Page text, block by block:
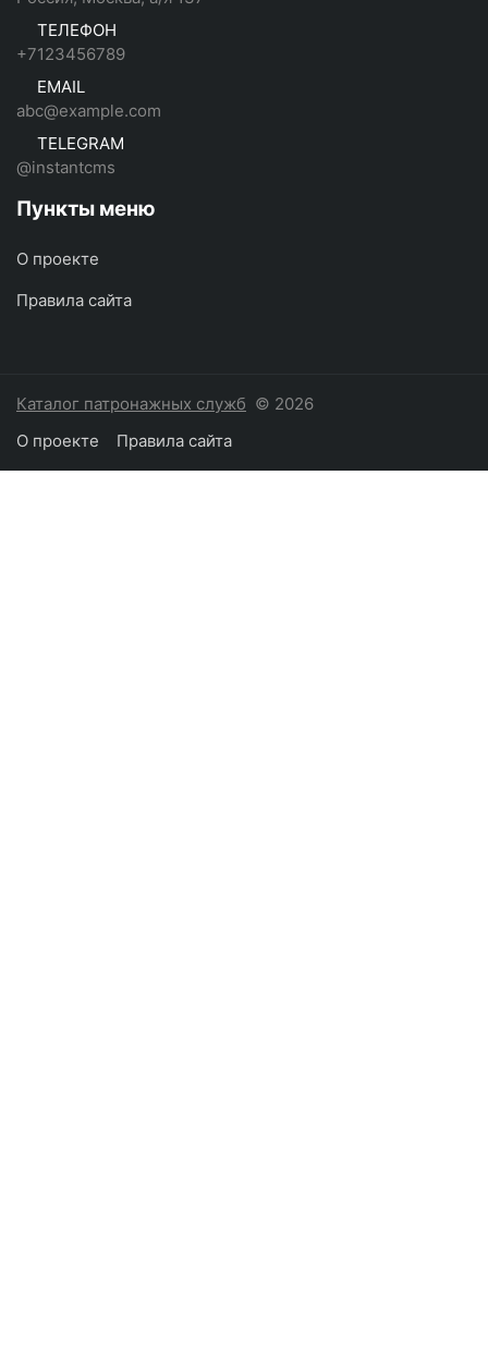
ТЕЛЕФОН
+7123456789
EMAIL
abc@example.com
TELEGRAM
@instantcms
Пункты меню
О проекте
Правила сайта
Каталог патронажных служб © 2026
О проекте
Правила сайта